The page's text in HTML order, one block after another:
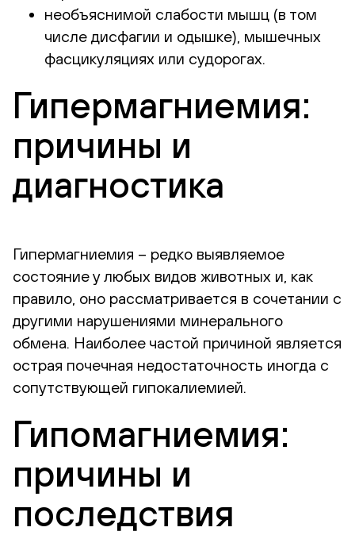
необъяснимой слабости мышц (в том
числе дисфагии и одышке), мышечных
фасцикуляциях или судорогах.
Гипермагниемия:
причины и
диагностика
Гипермагниемия – редко выявляемое
состояние у любых видов животных и, как
правило, оно рассматривается в сочетании с
другими нарушениями минерального
обмена. Наиболее частой причиной является
острая почечная недостаточность иногда с
сопутствующей гипокалиемией.
Гипомагниемия:
причины и
последствия